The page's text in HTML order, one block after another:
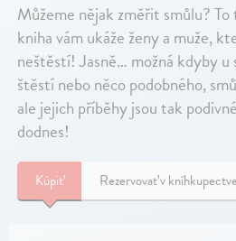
Můžeme nějak změřit smůlu?
kniha vám ukáže ženy a muže,
neštěstí! Jasně… možná kdyby
štěstí nebo něco podobného,
ale jejich příběhy jsou tak
dodnes!
Kúpiť Rezervovať v kníhkupectve